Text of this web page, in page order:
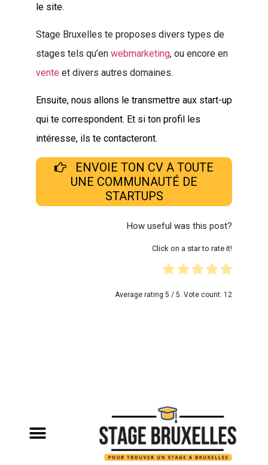
le site.
Stage Bruxelles te proposes divers types de
stages tels qu’en webmarketing, ou encore en
vente et divers autres domaines.
Ensuite, nous allons le transmettre aux start-up
qui te correspondent. Et si ton profil les
intéresse, ils te contacteront.
ENVOIE TON CV A TOUTE
UNE COMMUNAUTÉ DE
STARTUPS
How useful was this post?
Click on a star to rate it!
Average rating 5 / 5. Vote count: 12